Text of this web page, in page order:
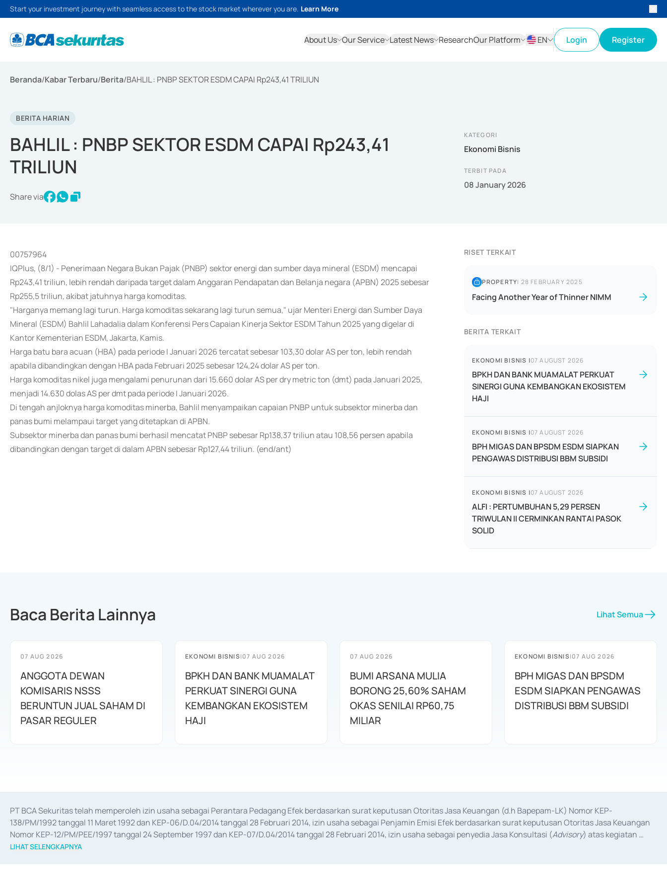
Start your investment journey with seamless access to the stock market wherever you are. Learn More
About Us Our Service Latest News ResearchOur Platform
EN
Login Register
Beranda/Kabar Terbaru/Berita/BAHLIL : PNBP SEKTOR ESDM CAPAI Rp243,41 TRILIUN
BERITA HARIAN
BAHLIL : PNBP SEKTOR ESDM CAPAI Rp243,41
TRILIUN
Share via
KATEGORI
Ekonomi Bisnis
TERBIT PADA
08 January 2026
00757964
IQPlus, (8/1) - Penerimaan Negara Bukan Pajak (PNBP) sektor energi dan sumber daya mineral (ESDM) mencapai
Rp243,41 triliun, lebih rendah daripada target dalam Anggaran Pendapatan dan Belanja negara (APBN) 2025 sebesar
Rp255,5 triliun, akibat jatuhnya harga komoditas.
"Harganya memang lagi turun. Harga komoditas sekarang lagi turun semua," ujar Menteri Energi dan Sumber Daya
Mineral (ESDM) Bahlil Lahadalia dalam Konferensi Pers Capaian Kinerja Sektor ESDM Tahun 2025 yang digelar di
Kantor Kementerian ESDM, Jakarta, Kamis.
Harga batu bara acuan (HBA) pada periode I Januari 2026 tercatat sebesar 103,30 dolar AS per ton, lebih rendah
apabila dibandingkan dengan HBA pada Februari 2025 sebesar 124,24 dolar AS per ton.
Harga komoditas nikel juga mengalami penurunan dari 15.660 dolar AS per dry metric ton (dmt) pada Januari 2025,
menjadi 14.630 dolas AS per dmt pada periode I Januari 2026.
Di tengah anjloknya harga komoditas minerba, Bahlil menyampaikan capaian PNBP untuk subsektor minerba dan
panas bumi melampaui target yang ditetapkan di APBN.
Subsektor minerba dan panas bumi berhasil mencatat PNBP sebesar Rp138,37 triliun atau 108,56 persen apabila
dibandingkan dengan target di dalam APBN sebesar Rp127,44 triliun. (end/ant)
RISET TERKAIT
PROPERTY| 28 FEBRUARY 2025
Facing Another Year of Thinner NIMM
BERITA TERKAIT
EKONOMI BISNIS |07 AUGUST 2026
BPKH DAN BANK MUAMALAT PERKUAT
SINERGI GUNA KEMBANGKAN EKOSISTEM
HAJI
EKONOMI BISNIS |07 AUGUST 2026
BPH MIGAS DAN BPSDM ESDM SIAPKAN
PENGAWAS DISTRIBUSI BBM SUBSIDI
EKONOMI BISNIS |07 AUGUST 2026
ALFI : PERTUMBUHAN 5,29 PERSEN
TRIWULAN II CERMINKAN RANTAI PASOK
SOLID
Baca Berita Lainnya Lihat Semua
07 AUG 2026
ANGGOTA DEWAN
KOMISARIS NSSS
BERUNTUN JUAL SAHAM DI
PASAR REGULER
EKONOMI BISNIS|07 AUG 2026
BPKH DAN BANK MUAMALAT
PERKUAT SINERGI GUNA
KEMBANGKAN EKOSISTEM
HAJI
07 AUG 2026
BUMI ARSANA MULIA
BORONG 25,60% SAHAM
OKAS SENILAI RP60,75
MILIAR
EKONOMI BISNIS|07 AUG 2026
BPH MIGAS DAN BPSDM
ESDM SIAPKAN PENGAWAS
DISTRIBUSI BBM SUBSIDI
PT BCA Sekuritas telah memperoleh izin usaha sebagai Perantara Pedagang Efek berdasarkan surat keputusan Otoritas Jasa Keuangan (d.h Bapepam-LK) Nomor KEP-
138/PM/1992 tanggal 11 Maret 1992 dan KEP-06/D.04/2014 tanggal 28 Februari 2014, izin usaha sebagai Penjamin Emisi Efek berdasarkan surat keputusan Otoritas Jasa Keuangan
Nomor KEP-12/PM/PEE/1997 tanggal 24 September 1997 dan KEP-07/D.04/2014 tanggal 28 Februari 2014, izin usaha sebagai penyedia Jasa Konsultasi (Advisory) atas kegiatan
merger, akuisisi, divestasi, dan
LIHAT SELENGKAPNYA